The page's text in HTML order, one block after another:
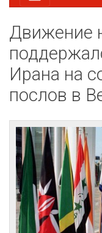
Движение
Ирана на
послов в